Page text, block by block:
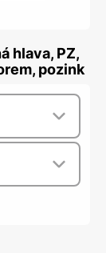
hlava, PZ,
pozink